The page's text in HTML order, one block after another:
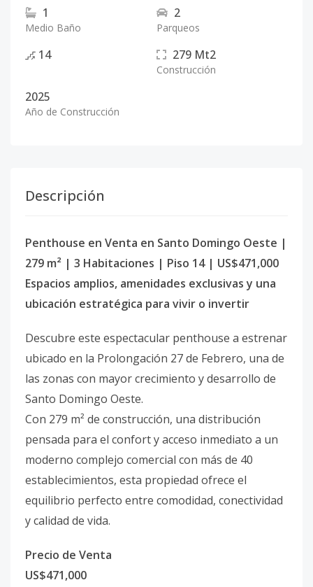
1
Medio Baño
2
Parqueos
14 279 Mt2
Construcción
2025
Año de Construcción
Descripción
Penthouse en Venta en Santo Domingo Oeste |
279 m² | 3 Habitaciones | Piso 14 | US$471,000
Espacios amplios, amenidades exclusivas y una
ubicación estratégica para vivir o invertir
Descubre este espectacular penthouse a estrenar
ubicado en la Prolongación 27 de Febrero, una de
las zonas con mayor crecimiento y desarrollo de
Santo Domingo Oeste.
Con 279 m² de construcción, una distribución
pensada para el confort y acceso inmediato a un
moderno complejo comercial con más de 40
establecimientos, esta propiedad ofrece el
equilibrio perfecto entre comodidad, conectividad
y calidad de vida.
Precio de Venta
US$471,000